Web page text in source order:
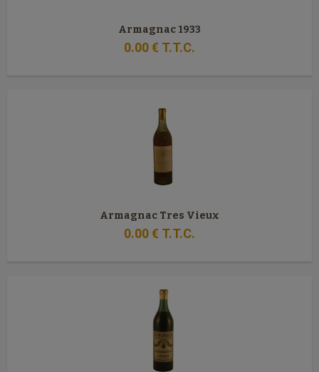
Armagnac 1933
0.00€ T.T.C.
Armagnac Tres Vieux
0.00€ T.T.C.